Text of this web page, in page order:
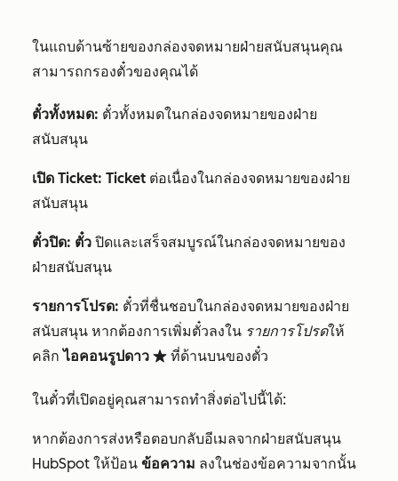
ในแถบด้านซ้ายของกล่องจดหมายฝ่ายสนับสนุนคุณ
สามารถกรองตั๋วของคุณได้
ตั๋วทั้งหมด: ตั๋วทั้งหมดในกล่องจดหมายของฝ่าย
สนับสนุน
เปิด Ticket: Ticket ต่อเนื่องในกล่องจดหมายของฝ่าย
สนับสนุน
ตั๋วปิด: ตั๋ว ปิดและเสร็จสมบูรณ์ในกล่องจดหมายของ
ฝ่ายสนับสนุน
รายการโปรด: ตั๋วที่ชื่นชอบในกล่องจดหมายของฝ่าย
สนับสนุน หากต้องการเพิ่มตั๋วลงใน รายการโปรดให้
คลิกไอคอนรูปดาว favorite ที่ด้านบนของตั๋ว
ในตั๋วที่เปิดอยู่คุณสามารถทำสิ่งต่อไปนี้ได้:
หากต้องการส่งหรือตอบกลับอีเมลจากฝ่ายสนับสนุน
HubSpot ให้ป้อน ข้อความ ลงในช่องข้อความจากนั้น